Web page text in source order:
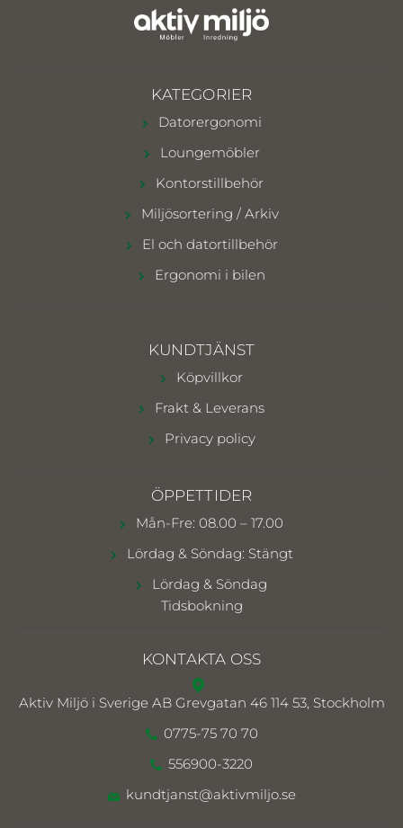
KATEGORIER
Datorergonomi
Loungemöbler
Kontorstillbehör
Miljösortering / Arkiv
El och datortillbehör
Ergonomi i bilen
KUNDTJÄNST
Köpvillkor
Frakt & Leverans
Privacy policy
ÖPPETTIDER
Mån-Fre: 08.00 – 17.00
Lördag & Söndag: Stängt
Lördag & Söndag
Tidsbokning
KONTAKTA OSS
Aktiv Miljö i Sverige AB Grevgatan 46 114 53, Stockholm
0775-75 70 70
556900-3220
kundtjanst@aktivmiljo.se